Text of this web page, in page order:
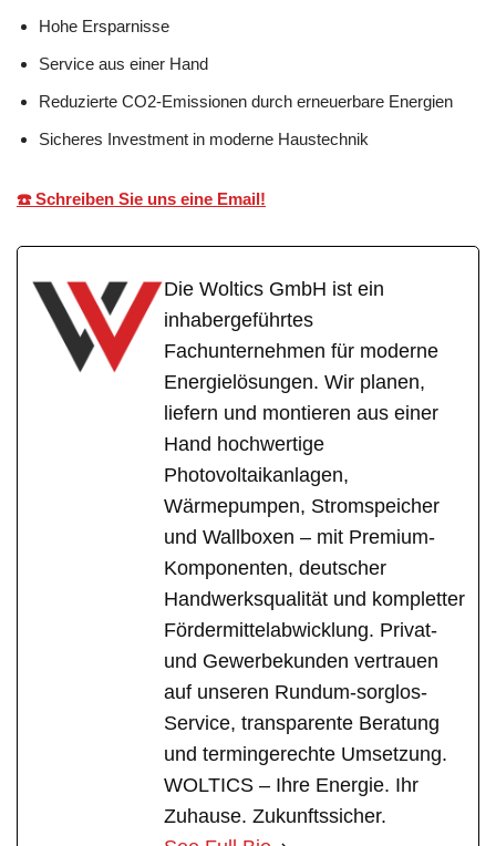
Hohe Ersparnisse
Service aus einer Hand
Reduzierte CO2-Emissionen durch erneuerbare Energien
Sicheres Investment in moderne Haustechnik
☎️ Schreiben Sie uns eine Email!
Die Woltics GmbH ist ein
inhabergeführtes
Fachunternehmen für moderne
Energielösungen. Wir planen,
liefern und montieren aus einer
Hand hochwertige
Photovoltaikanlagen,
Wärmepumpen, Stromspeicher
und Wallboxen – mit Premium-
Komponenten, deutscher
Handwerksqualität und kompletter
Fördermittelabwicklung. Privat-
und Gewerbekunden vertrauen
auf unseren Rundum-sorglos-
Service, transparente Beratung
und termingerechte Umsetzung.
WOLTICS – Ihre Energie. Ihr
Zuhause. Zukunftssicher.